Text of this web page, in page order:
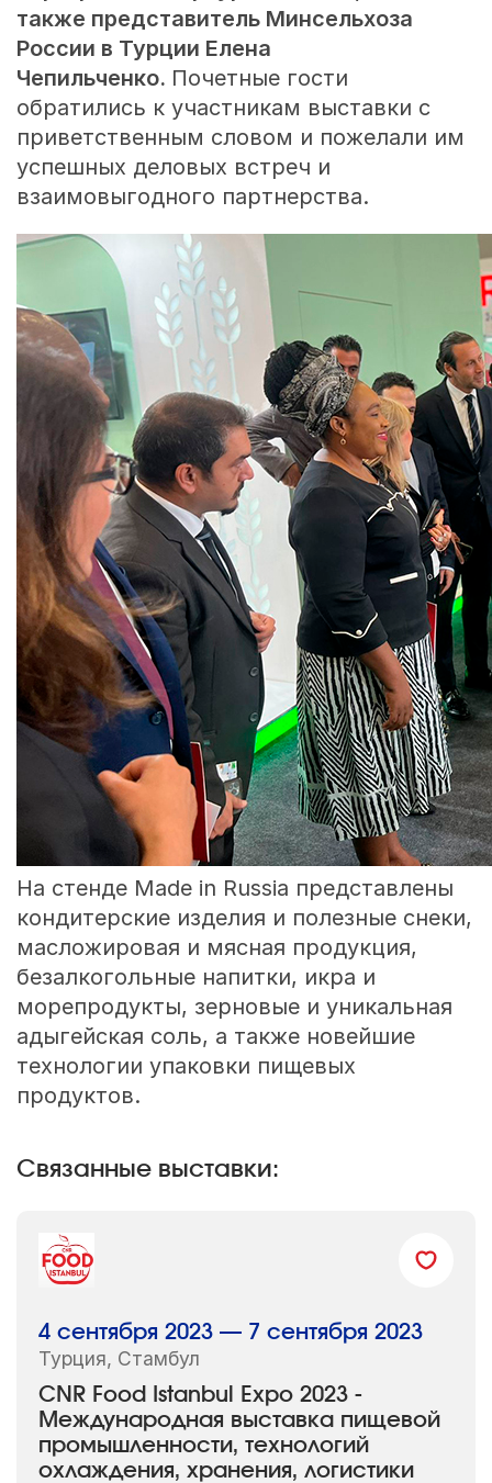
также представитель Минсельхоза
России в Турции Елена
Чепильченко. Почетные гости
обратились к участникам выставки с
приветственным словом и пожелали им
успешных деловых встреч и
взаимовыгодного партнерства.
На стенде Made in Russia представлены
кондитерские изделия и полезные снеки,
масложировая и мясная продукция,
безалкогольные напитки, икра и
морепродукты, зерновые и уникальная
адыгейская соль, а также новейшие
технологии упаковки пищевых
продуктов.
Связанные выставки:
CNR Food Istanbul Expo 2023 -
Международная выставка пищевой
промышленности, технологий
охлаждения, хранения, логистики
4 сентября 2023 — 7 сентября 2023
Турция, Стамбул